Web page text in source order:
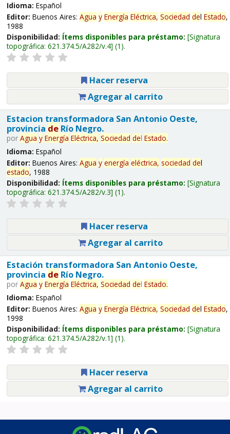
Idioma: Español
Editor: Buenos Aires: Agua y Energía Eléctrica, Sociedad del Estado,
1988
Disponibilidad: Ítems disponibles para préstamo: Signatura
topográfica: 621.374.5/A282/v.4 (1).
Hacer reserva
Agregar al carrito
Estacion transformadora San Antonio Oeste,
provincia deRío Negro.
por Agua y Energía Eléctrica, Sociedad del Estado.
Idioma: Español
Editor: Buenos Aires: Agua y energía eléctrica, sociedad del
estado, 1988
Disponibilidad: Ítems disponibles para préstamo: Signatura
topográfica: 621.374.5/A282/v.3 (1).
Hacer reserva
Agregar al carrito
Estación transformadora San Antonio Oeste,
provincia deRío Negro.
por Agua y Energía Eléctrica, Sociedad del Estado.
Idioma: Español
Editor: Buenos Aires: Agua y Energía Eléctrica, Sociedad del Estado,
1998
Disponibilidad: Ítems disponibles para préstamo: Signatura
topográfica: 621.374.5/A282/v.1 (1).
Hacer reserva
Agregar al carrito